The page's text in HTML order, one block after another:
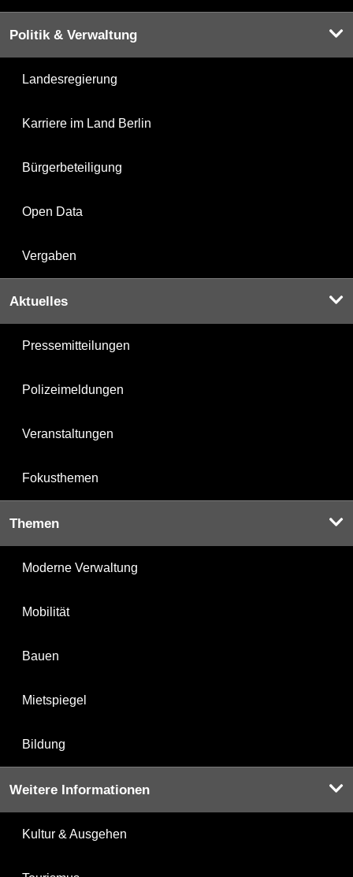
Politik & Verwaltung
Landesregierung
Karriere im Land Berlin
Bürgerbeteiligung
Open Data
Vergaben
Aktuelles
Pressemitteilungen
Polizeimeldungen
Veranstaltungen
Fokusthemen
Themen
Moderne Verwaltung
Mobilität
Bauen
Mietspiegel
Bildung
Weitere Informationen
Kultur & Ausgehen